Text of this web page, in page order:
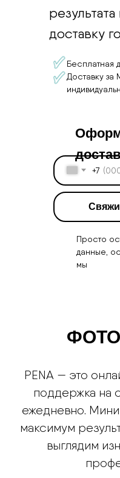
Бесплатная
Доставку
+7
доставку
Просто
данные,
мы
PENA — это
поддержка на
ежедневно.
максимум
выглядим